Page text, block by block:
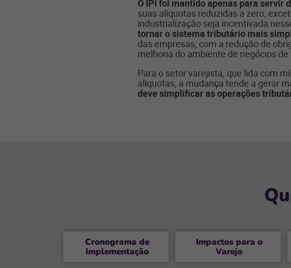
O IPI foi mantido apenas para servir
suas alíquotas reduzidas a zero,
industrialização seja incentivada
tornar o sistema tributário mais
das empresas, com a redução de
melhoria do ambiente de negócios
Para o setor varejista, que lida com
alíquotas, a mudança tende a gerar
deve simplificar as operações
Cronograma de
Implementação
Impactos para o
Varejo